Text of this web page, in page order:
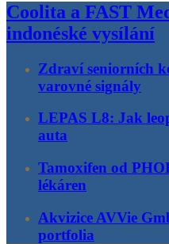
Coolita a FAST
indonéské vysílání
Zdraví seniorních
varovné signály
LEPAS L8: Jak
auta
Tamoxifen od
lékáren
Akvizice AVVie
portfolia